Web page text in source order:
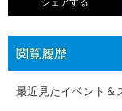
閲覧履歴
最近見たイベント＆